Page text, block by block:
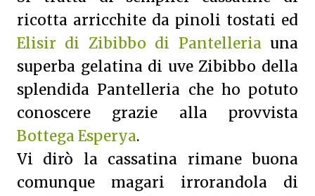
ricotta arricchite da pinoli tostati ed
Elisir di Zibibbo di Pantelleriauna
superba gelatina di uve Zibibbo della
splendida Pantelleria che ho potuto
conoscere grazie alla provvista
Bottega Esperya.
Vi dirò la cassatina rimane buona
comunque magari irrorandola di